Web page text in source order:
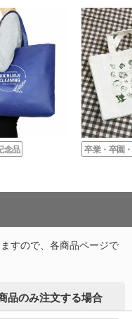
念品 卒業・卒園
すので、各商品ページで
品のみ注文する場合